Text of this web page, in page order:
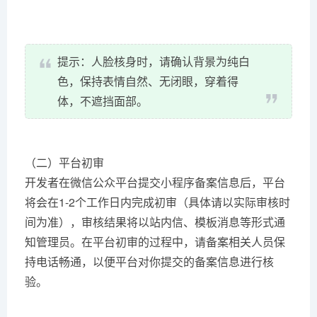
提示：人脸核身时，请确认背景为纯白
色，保持表情自然、无闭眼，穿着得
体，不遮挡面部。
（二）平台初审
开发者在微信公众平台提交小程序备案信息后，平台
将会在1-2个工作日内完成初审（具体请以实际审核时
间为准），审核结果将以站内信、模板消息等形式通
知管理员。在平台初审的过程中，请备案相关人员保
持电话畅通，以便平台对你提交的备案信息进行核
验。